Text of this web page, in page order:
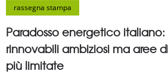
rassegna stampa
Paradosso energetico
rinnovabili ambiziosi ma aree
più limitate